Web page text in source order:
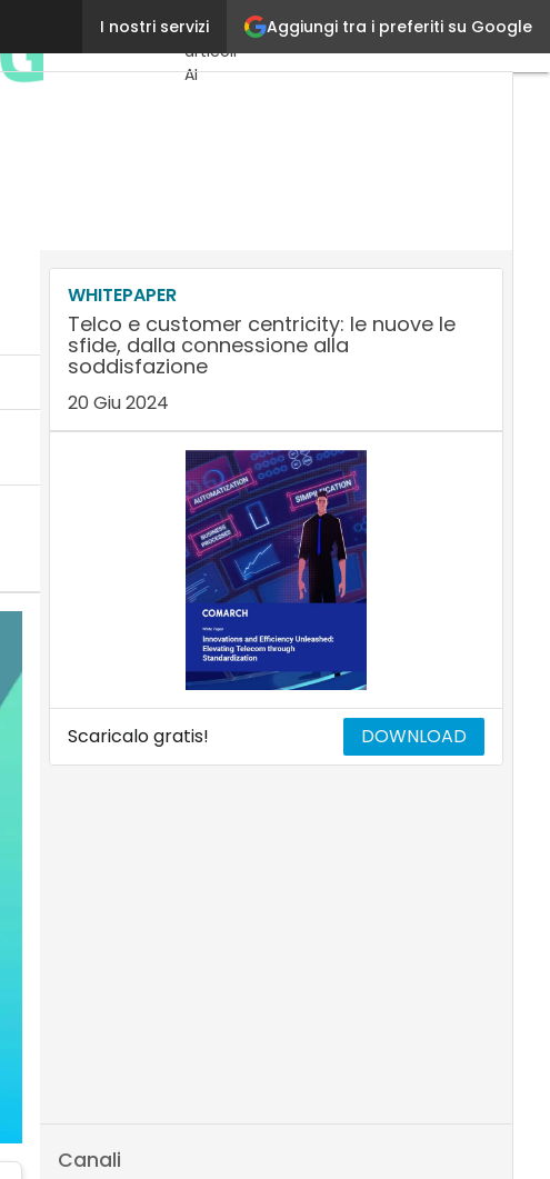
Aggiungi tra i preferiti su Google
I nostri servizi
Gianluca BainiUltimi
articoli
AI
WHITEPAPER
Telco e customer centricity: le nuove le
sfide, dalla connessione alla
soddisfazione
20 Giu 2024
Scaricalo gratis! DOWNLOAD
Canali